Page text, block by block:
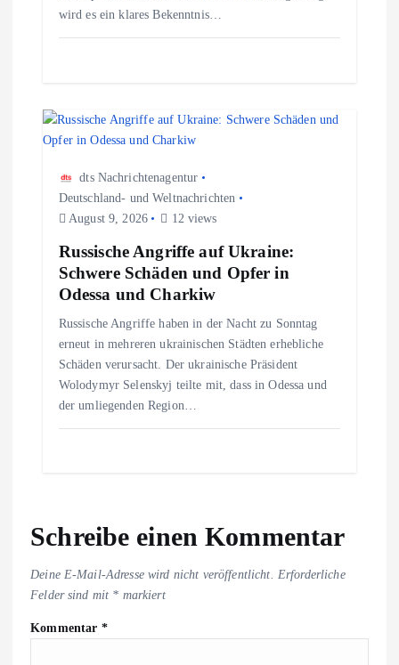
o
n
wird es ein klares Bekenntnis…
dts Nachrichtenagentur
Deutschland- und Weltnachrichten
August 9, 2026
12 views
Russische Angriffe auf Ukraine:
Schwere Schäden und Opfer in
Odessa und Charkiw
Russische Angriffe haben in der Nacht zu Sonntag
erneut in mehreren ukrainischen Städten erhebliche
Schäden verursacht. Der ukrainische Präsident
Wolodymyr Selenskyj teilte mit, dass in Odessa und
der umliegenden Region…
Schreibe einen Kommentar
Deine E-Mail-Adresse wird nicht veröffentlicht.
Erforderliche
Felder sind mit * markiert
Kommentar *